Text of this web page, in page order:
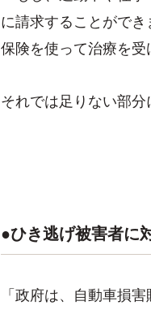
に請求することがで
保険を使って治療を受
それでは足りない部分
●ひき逃げ被害者に
「政府は、自動車損